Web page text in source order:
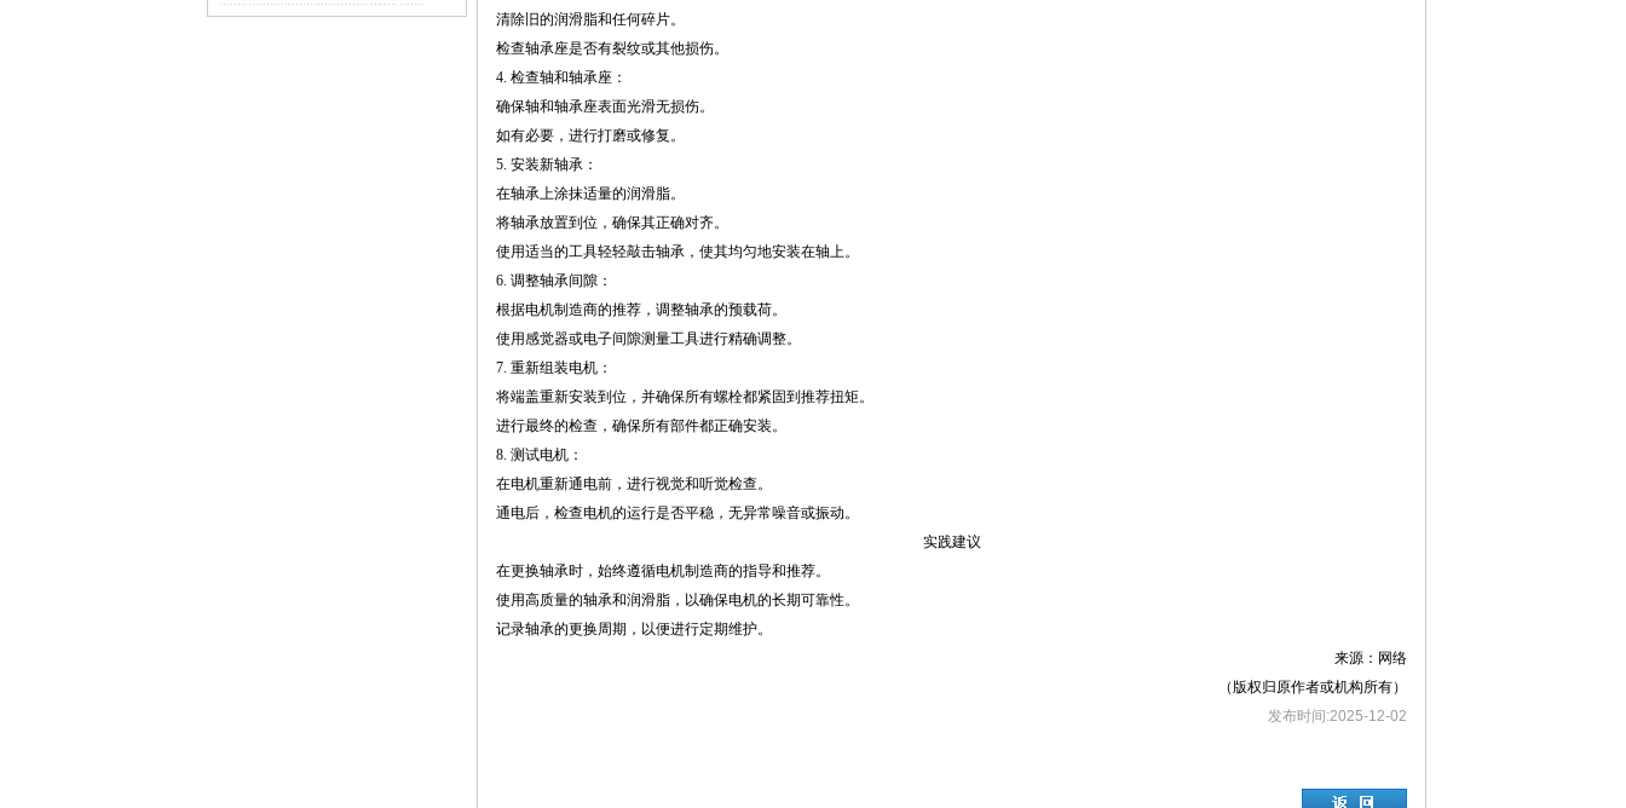
清除旧的润滑脂和任何碎片。
检查轴承座是否有裂纹或其他损伤。
4. 检查轴和轴承座：
确保轴和轴承座表面光滑无损伤。
如有必要，进行打磨或修复。
5. 安装新轴承：
在轴承上涂抹适量的润滑脂。
将轴承放置到位，确保其正确对齐。
使用适当的工具轻轻敲击轴承，使其均匀地安装在轴上。
6. 调整轴承间隙：
根据电机制造商的推荐，调整轴承的预载荷。
使用感觉器或电子间隙测量工具进行精确调整。
7. 重新组装电机：
将端盖重新安装到位，并确保所有螺栓都紧固到推荐扭矩。
进行最终的检查，确保所有部件都正确安装。
8. 测试电机：
在电机重新通电前，进行视觉和听觉检查。
通电后，检查电机的运行是否平稳，无异常噪音或振动。
实践建议
在更换轴承时，始终遵循电机制造商的指导和推荐。
使用高质量的轴承和润滑脂，以确保电机的长期可靠性。
记录轴承的更换周期，以便进行定期维护。
来源：网络
（版权归原作者或机构所有）
发布时间:2025-12-02